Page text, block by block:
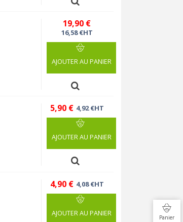
19,90 €
16,58 €HT
AJOUTER AU PANIER
5,90 € 4,92 €HT
AJOUTER AU PANIER
4,90 € 4,08 €HT
AJOUTER AU PANIER
Panier